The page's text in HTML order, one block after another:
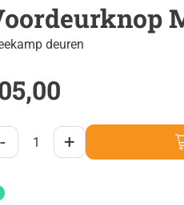
deuren
- +